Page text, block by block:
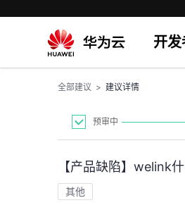
开发
全部建议 > 建议详情
预审中
【产品缺陷】welink
其他